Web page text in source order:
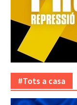
#Tots a casa